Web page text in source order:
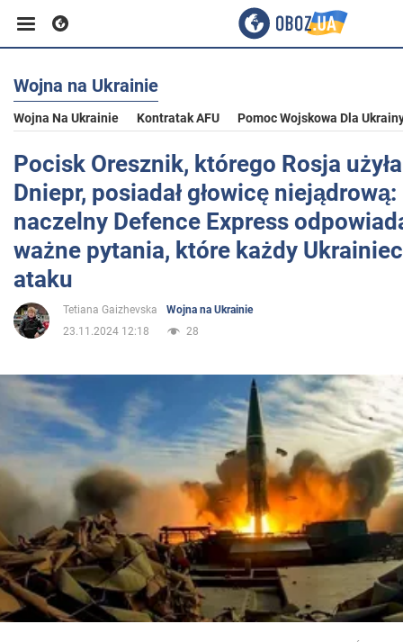
Biznes
Sport
Rozrywka
Życie
Polityka
Społeczeństwo
Wojna na Ukrainie
Świat
Jedzenie
Wojna na Ukrainie
Wojna Na Ukrainie Kontratak AFU Pomoc Wojskowa Dla
Pocisk Oresznik, którego Rosja
Dniepr, posiadał głowicę
naczelny Defence Express
ważne pytania, które każdy
ataku
Tetiana Gaizhevska
Wojna na Ukrainie
23.11.2024 12:18
28